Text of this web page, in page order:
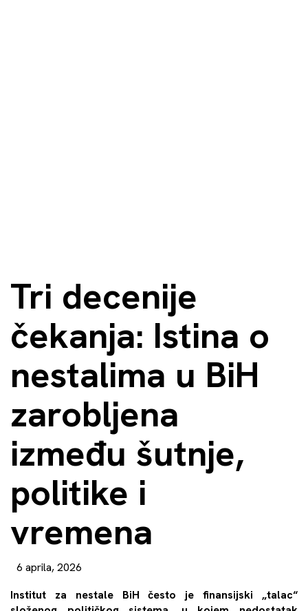
Tri decenije
čekanja: Istina o
nestalima u BiH
zarobljena
između šutnje,
politike i
vremena
6 aprila, 2026
Institut za nestale BiH često je finansijski „talac“